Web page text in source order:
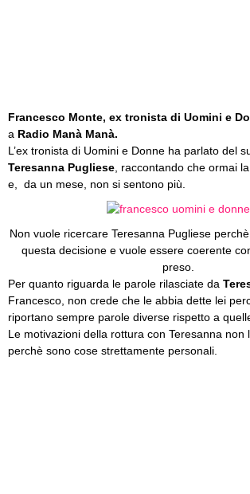
Francesco Monte, ex tronista di Uomini e
a Radio Manà Manà.
L’ex tronista di Uomini e Donne ha parlato del
Teresanna Pugliese , raccontando che ormai
e, da un mese, non si sentono più.
Non vuole ricercare Teresanna Pugliese
questa decisione e vuole essere coerente
preso.
Per quanto riguarda le parole rilasciate da
Francesco, non crede che le abbia dette lei
riportano sempre parole diverse rispetto a
Le motivazioni della rottura con Teresanna non
perchè sono cose strettamente personali.